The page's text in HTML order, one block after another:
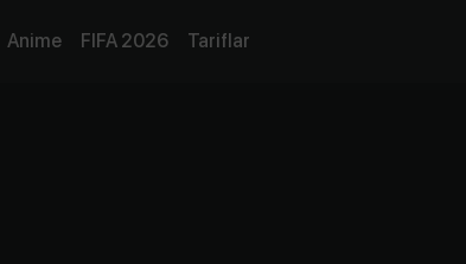
Anime FIFA 2026 Tariflar